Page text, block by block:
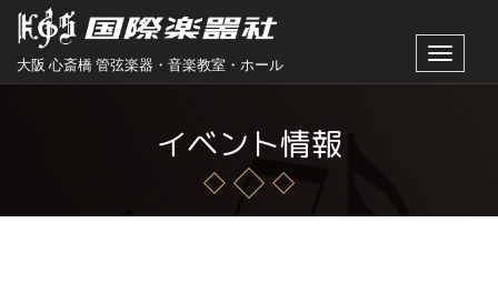
大阪 心斎橋 管弦楽器・音楽教室・ホール
Toggle
イベント情報